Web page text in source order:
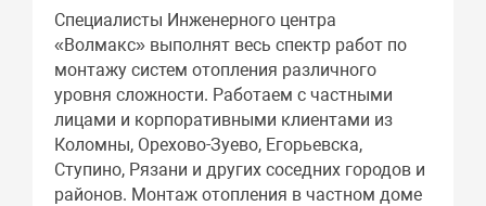
Специалисты Инженерного центра
«Волмакс» выполнят весь спектр работ по
монтажу систем отопления различного
уровня сложности. Работаем с частными
лицами и корпоративными клиентами из
Коломны, Орехово-Зуево, Егорьевска,
Ступино, Рязани и других соседних городов и
районов. Монтаж отопления в частном доме